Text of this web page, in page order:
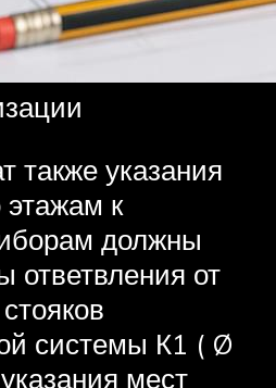
также указания
этажам к
должны
ответвления от
системы К1 ( Ø
мест